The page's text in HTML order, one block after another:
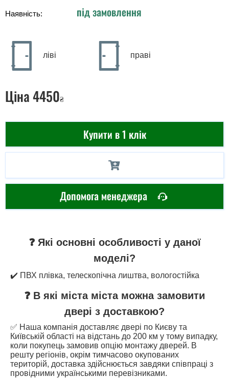
Наявність: під замовлення
ліві праві
Ціна4450₴
Купити в 1 клік
Допомога менеджера
❓ Які основні особливості у даної
моделі?
✔️ ПВХ плівка, телескопічна лиштва, вологостійка
❓ В які міста міста можна замовити
двері з доставкою?
✅ Наша компанія доставляє двері по Києву та
Київській області на відстань до 200 км у тому випадку,
коли покупець замовив опцію монтажу дверей. В
решту регіонів, окрім тимчасово окупованих
територій, доставка здійснюється завдяки співпраці з
провідними українськими перевізниками.